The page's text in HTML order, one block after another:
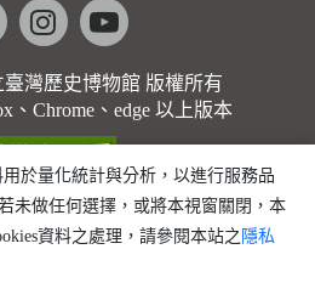
Facebookinstagramyoutube
臺灣歷史博物館 版權所有
、Chrome、edge 以上版本
於量化統計與分析，以進行服務品
未做任何選擇，或將本視窗關閉，本
資料之處理，請參閱本站之 隱私